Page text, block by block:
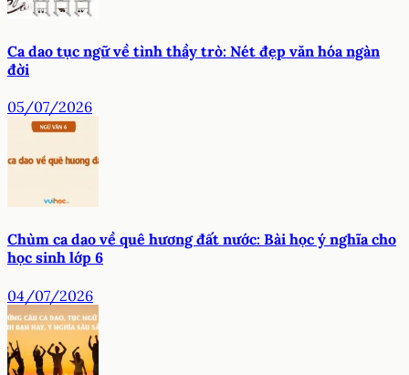
Ca dao tục ngữ về tình thầy trò: Nét đẹp văn hóa ngàn
đời
05/07/2026
Chùm ca dao về quê hương đất nước: Bài học ý nghĩa cho
học sinh lớp 6
04/07/2026